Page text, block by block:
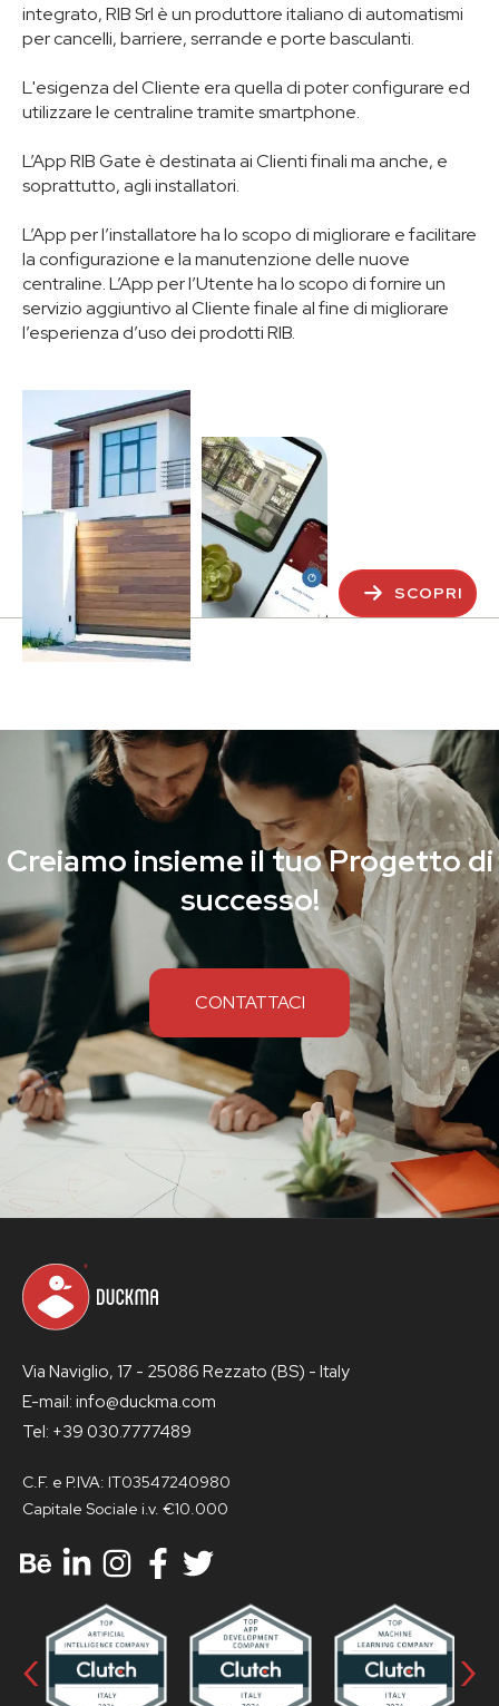
integrato, RIB Srl è un produttore italiano di automatismi
per cancelli, barriere, serrande e porte basculanti.
L'esigenza del Cliente era quella di poter configurare ed
utilizzare le centraline tramite smartphone.
L’App RIB Gate è destinata ai Clienti finali ma anche, e
soprattutto, agli installatori.
L’App per l’installatore ha lo scopo di migliorare e facilitare
la configurazione e la manutenzione delle nuove
centraline. L’App per l’Utente ha lo scopo di fornire un
servizio aggiuntivo al Cliente finale al fine di migliorare
l’esperienza d’uso dei prodotti RIB.
SCOPRI
Creiamo insieme il tuo Progetto di
successo!
CONTATTACI
Via Naviglio, 17 - 25086 Rezzato (BS) - Italy
E-mail: info@duckma.com
Tel: +39 030.7777489
C.F. e P.IVA: IT03547240980
Capitale Sociale i.v. €10.000
‹ ›